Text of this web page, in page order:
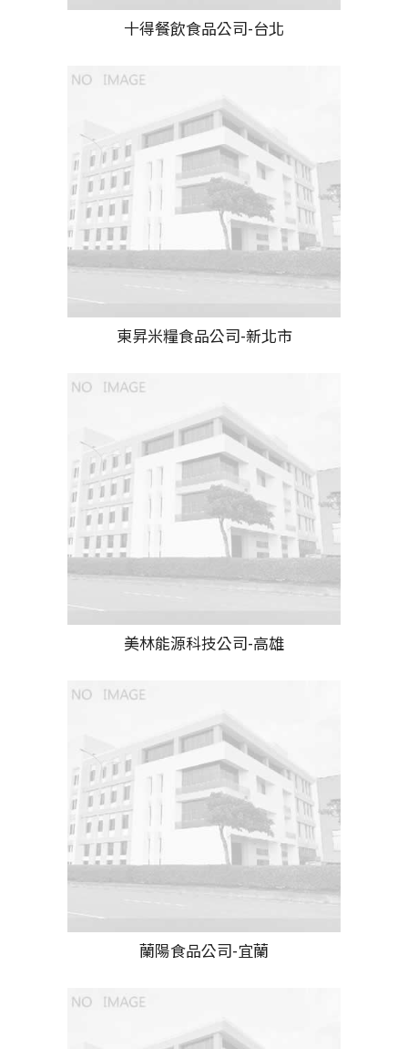
十得餐飲食品公司-台北
東昇米糧食品公司-新北市
美林能源科技公司-高雄
蘭陽食品公司-宜蘭